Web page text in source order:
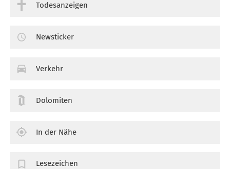
Todesanzeigen
Newsticker
Verkehr
Dolomiten
In der Nähe
Lesezeichen